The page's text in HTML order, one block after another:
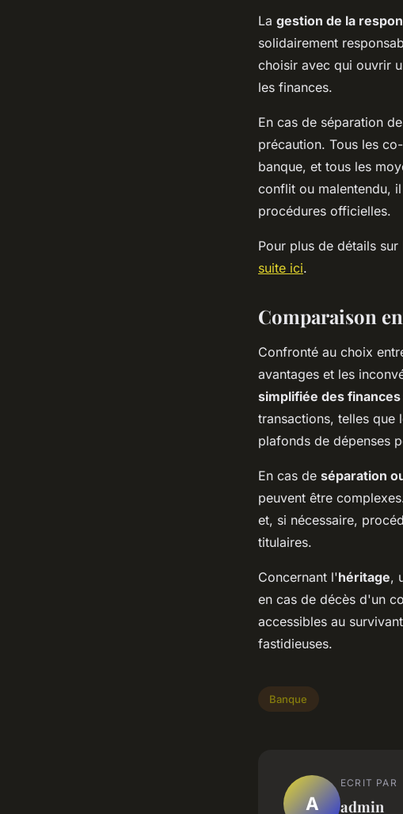
La gestion de la
solidairement
choisir avec qui ouvrir
les finances.
En cas de séparation
précaution. Tous les
banque, et tous les
conflit ou malentendu,
procédures officielles.
Pour plus de détails
suite ici.
Comparaison
Confronté au choix
avantages et les
simplifiée des
transactions, telles que
plafonds de dépenses
En cas de séparation
peuvent être
et, si nécessaire,
titulaires.
Concernant l'héritage,
en cas de décès d'un
accessibles au
fastidieuses.
Banque
A
ECRIT PAR
admin